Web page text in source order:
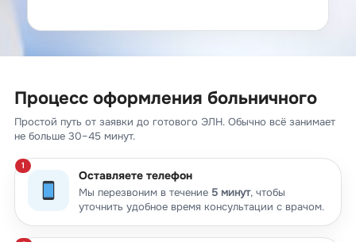
Процесс оформления больничного
Простой путь от заявки до готового ЭЛН. Обычно всё занимает
не больше 30–45 минут.
Оставляете телефон
Мы перезвоним в течение 5 минут, чтобы
уточнить удобное время консультации с врачом.